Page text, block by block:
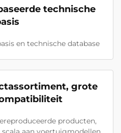
technische
en technische database
grote
producten,